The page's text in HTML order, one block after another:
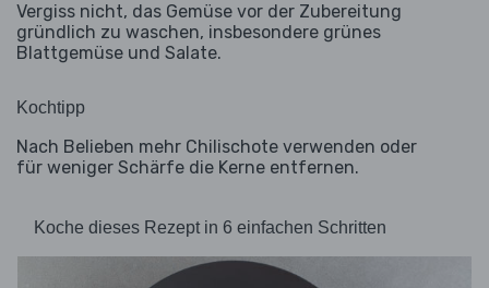
Vergiss nicht, das Gemüse vor der Zubereitung
gründlich zu waschen, insbesondere grünes
Blattgemüse und Salate.
Kochtipp
Nach Belieben mehr Chilischote verwenden oder
für weniger Schärfe die Kerne entfernen.
Koche dieses Rezept in 6 einfachen Schritten